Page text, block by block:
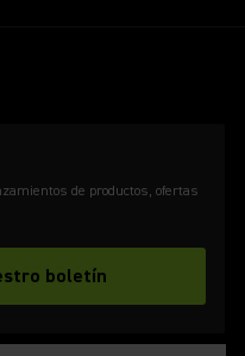
de productos, ofertas
boletín